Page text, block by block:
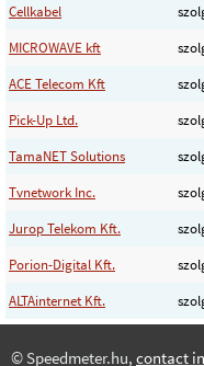
Cellkabel
MICROWAVE kft
ACE Telecom Kft
Pick-Up Ltd.
TamaNET Solutions
Tvnetwork Inc.
Jurop Telekom Kft.
Porion-Digital Kft.
ALTAinternet Kft.
© Speedmeter.hu, contact